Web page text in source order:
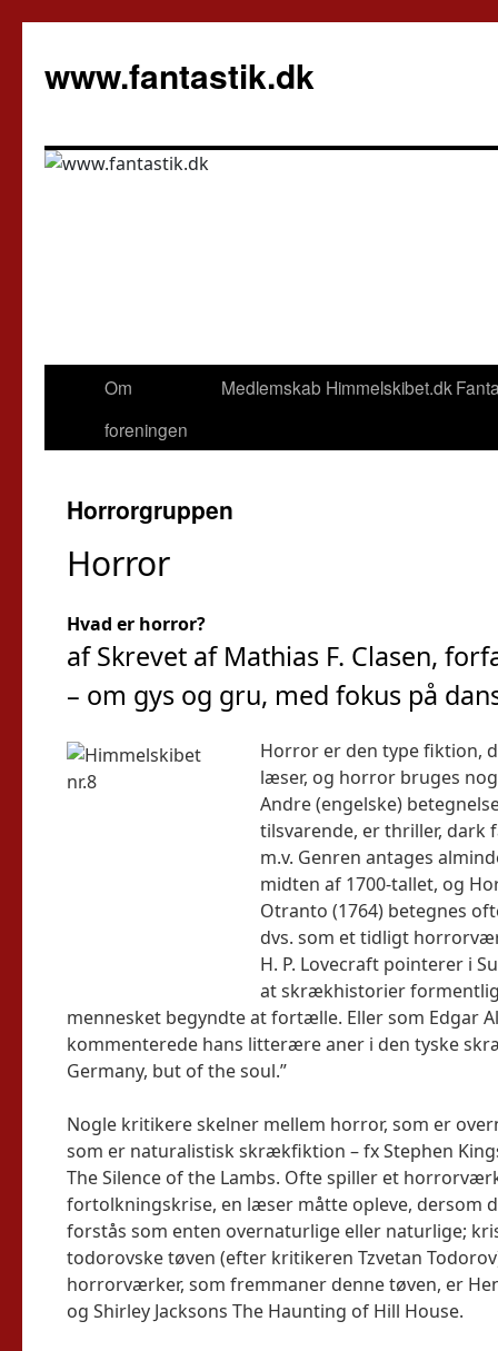
indhold
www.fantastik.dk
Om
foreningen
Medlemskab Himmelskibet.dk
Horrorgruppen
Horror
Hvad er horror?
af Skrevet af Mathias F. Clasen,
– om gys og gru, med fokus på
Horror er den type fiktion,
læser, og horror bruges
Andre (engelske)
tilsvarende, er thriller, dark
m.v. Genren antages
midten af 1700-tallet, og
Otranto (1764) betegnes
dvs. som et tidligt
H. P. Lovecraft pointerer i
at skrækhistorier
mennesket begyndte at fortælle. Eller som Edgar
kommenterede hans litterære aner i den tyske
Germany, but of the soul.”
Nogle kritikere skelner mellem horror, som er
som er naturalistisk skrækfiktion – fx Stephen
The Silence of the Lambs. Ofte spiller et
fortolkningskrise, en læser måtte opleve, dersom
forstås som enten overnaturlige eller naturlige;
todorovske tøven (efter kritikeren Tzvetan
horrorværker, som fremmaner denne tøven, er
og Shirley Jacksons The Haunting of Hill House.